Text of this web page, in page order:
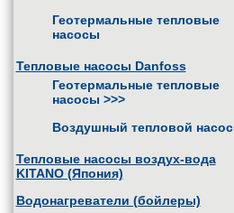
Геотермальные тепловые
насосы
Тепловые насосы Danfoss
Геотермальные тепловые
насосы >>>
Воздушный тепловой насос
Тепловые насосы воздух-вода
KITANO (Япония)
Водонагреватели (бойлеры)